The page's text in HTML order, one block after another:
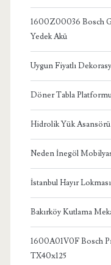
1600Z00036 Bosch
Yedek Akü
Uygun Fiyatlı
Döner Tabla
Hidrolik Yük Asansörü
Neden İnegöl
İstanbul Hayır
Bakırköy Kutlama
1600A01V0F Bosch
TX40x125